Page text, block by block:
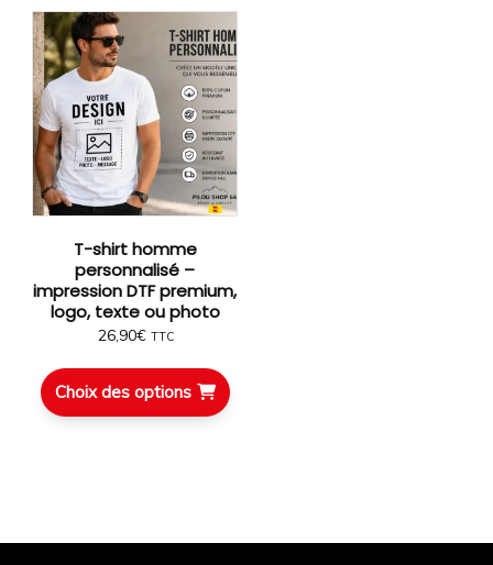
T-shirt homme
personnalisé –
impression DTF premium,
logo, texte ou photo
26,90€ TTC
Choix des options